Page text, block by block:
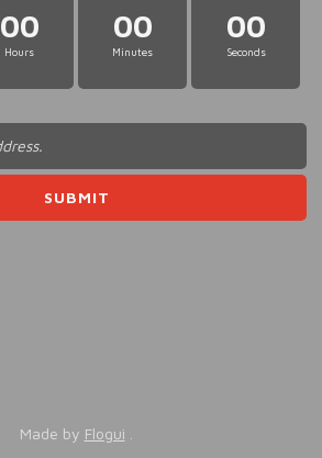
00
Hours
00
Minutes
00
Seconds
Made by Flogui